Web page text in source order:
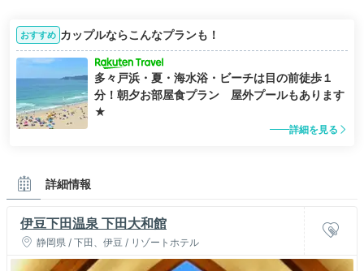
おすすめ カップルならこんなプランも！
多々戸浜・夏・海水浴・ビーチは目の前徒歩１
分！朝夕お部屋食プラン 屋外プールもあります
★
詳細を見る
詳細情報
伊豆下田温泉 下田大和館
静岡県 / 下田、伊豆 / リゾートホテル